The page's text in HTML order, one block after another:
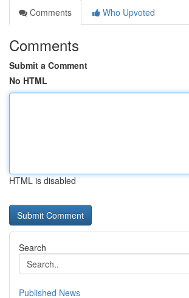
Comments
Who Upvoted
Comments
Submit a Comment
No HTML
HTML is disabled
Search
Published News